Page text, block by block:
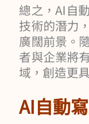
總之，AI自
技術的潛力
廣闊前景。
者與企業將
域，創造更
AI自動